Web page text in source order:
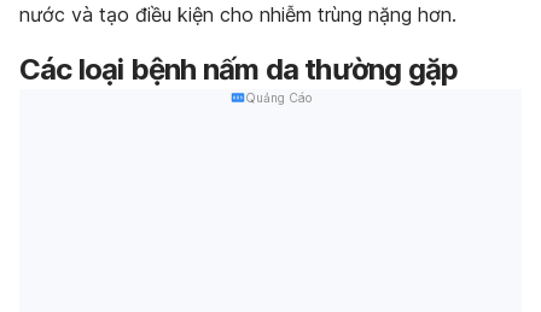
nước và tạo điều kiện cho nhiễm trùng nặng hơn.
Các loại bệnh nấm da thường gặp
Quảng Cáo